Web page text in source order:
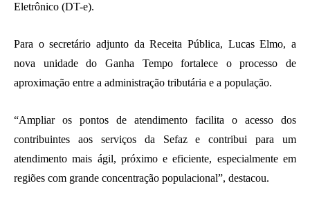
Eletrônico (DT-e).
Para o secretário adjunto da Receita Pública, Lucas Elmo, a
nova unidade do Ganha Tempo fortalece o processo de
aproximação entre a administração tributária e a população.
“Ampliar os pontos de atendimento facilita o acesso dos
contribuintes aos serviços da Sefaz e contribui para um
atendimento mais ágil, próximo e eficiente, especialmente em
regiões com grande concentração populacional”, destacou.